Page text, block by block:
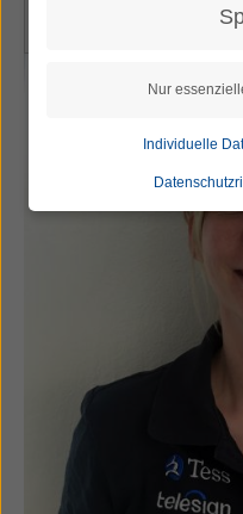
Inhalt nicht eingebettet
Nur
Individuelle